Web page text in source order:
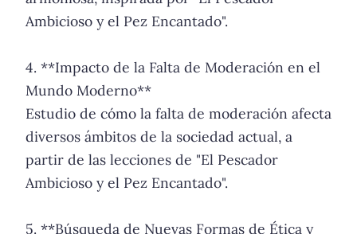
Ambicioso y el Pez Encantado".
4. **Impacto de la Falta de Moderación en el
Mundo Moderno**
Estudio de cómo la falta de moderación afecta
diversos ámbitos de la sociedad actual, a
partir de las lecciones de "El Pescador
Ambicioso y el Pez Encantado".
5. **Búsqueda de Nuevas Formas de Ética y